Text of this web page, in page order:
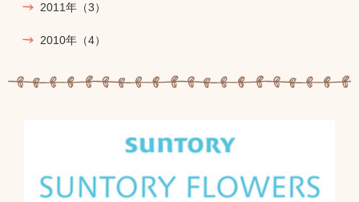
2011年 （3）
2010年 （4）